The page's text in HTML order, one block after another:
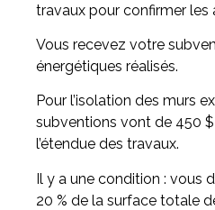
travaux pour confirmer les
Vous recevez votre
énergétiques réalisés.
Pour l’isolation des murs
subventions vont de 450
l’étendue des travaux.
Il y a une condition : vous
20 % de la surface totale